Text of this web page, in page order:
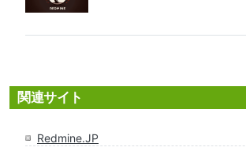
関連サイト
Redmine.JP